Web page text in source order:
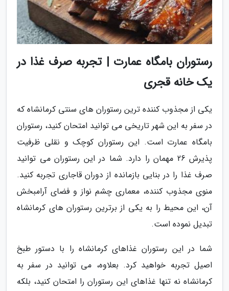
رستوران بامگاه عمارت | تجربه صرف غذا در
یک خانه قجری
یکی از مجذوب کننده ترین رستوران های سنتی کرمانشاه که
در سفر به این شهر تاریخی می توانید امتحان کنید، رستوران
بامگاه عمارت است. این رستوران کوچک و نقلی ظرفیت
پذیرش 26 مهمان را دارد. شما در این رستوران می توانید
صرف غذا را در بنایی بازمانده از دوران قاجاری تجربه کنید.
منوی مجذوب کننده، معماری چشم نواز و فضای آرامبخش
آن، این محیط را به یکی از برترین رستوران های کرمانشاه
تبدیل نموده است.
شما در این رستوران غذاهای کرمانشاه را با دستور طبخ
اصیل تجربه خواهید کرد. بعلاوه، می توانید در سفر به
کرمانشاه نه تنها غذاهای این رستوران را امتحان کنید، بلکه